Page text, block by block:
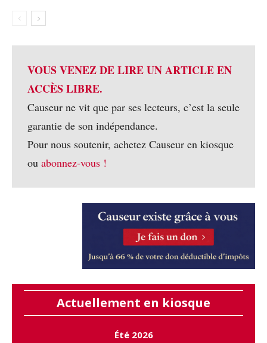
VOUS VENEZ DE LIRE UN ARTICLE EN
ACCÈS LIBRE.
Causeur ne vit que par ses lecteurs, c’est la seule
garantie de son indépendance.
Pour nous soutenir, achetez Causeur en kiosque
ou abonnez-vous !
Actuellement en kiosque
Été 2026